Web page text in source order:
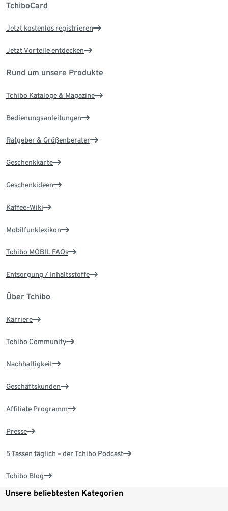
TchiboCard
Jetzt kostenlos registrieren
Jetzt Vorteile entdecken
Rund um unsere Produkte
Tchibo Kataloge & Magazine
Bedienungsanleitungen
Ratgeber & Größenberater
Geschenkkarte
Geschenkideen
Kaffee-Wiki
Mobilfunklexikon
Tchibo MOBIL FAQs
Entsorgung / Inhaltsstoffe
Über Tchibo
Karriere
Tchibo Community
Nachhaltigkeit
Geschäftskunden
Affiliate Programm
Presse
5 Tassen täglich – der Tchibo Podcast
Tchibo Blog
Unsere beliebtesten Kategorien